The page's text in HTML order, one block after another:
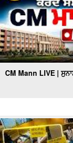
CM Mann LIVE |